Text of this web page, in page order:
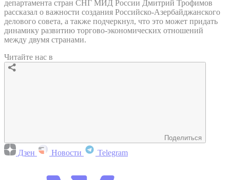
департамента стран СНГ МИД России Дмитрий Трофимов
рассказал о важности создания Российско-Азербайджанского
делового совета, а также подчеркнул, что это может придать
динамику развитию торгово-экономических отношений
между двумя странами.
Читайте нас в
Поделиться
Дзен Новости Telegram